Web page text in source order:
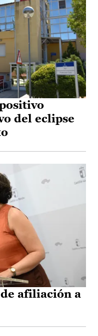
del eclipse
afiliación a